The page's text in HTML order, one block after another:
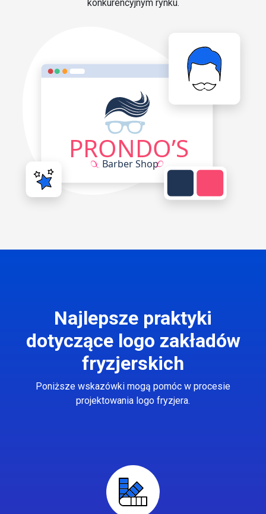
konkurencyjnym rynku.
Najlepsze praktyki
dotyczące logo zakładów
fryzjerskich
Poniższe wskazówki mogą pomóc w procesie
projektowania logo fryzjera.